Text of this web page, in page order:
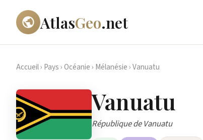
AtlasGeo.net
Accueil› Pays›Océanie› Mélanésie›Vanuatu
Vanuatu
République de Vanuatu